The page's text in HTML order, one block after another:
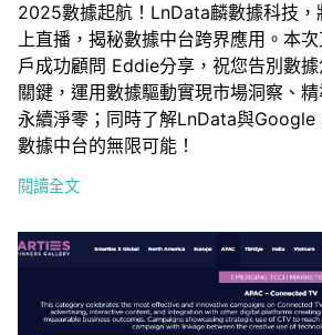
2025數據起航！LnData麟數據科技，
上直播，揭秘數據中台跨界應用。本
戶成功顧問 Eddie分享，祝您告別數
關鍵，運用數據驅動實現市場洞察、
永續淨零；同時了解LnData與
數據中台的無限可能！
閱讀全文